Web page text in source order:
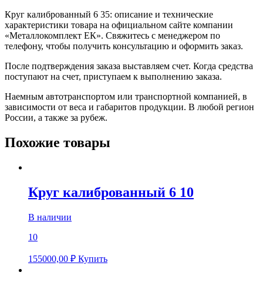
Круг калиброванный 6 35: описание и технические
характеристики товара на официальном сайте компании
«Металлокомплект ЕК». Свяжитесь с менеджером по
телефону, чтобы получить консультацию и оформить заказ.
После подтверждения заказа выставляем счет. Когда средства
поступают на счет, приступаем к выполнению заказа.
Наемным автотранспортом или транспортной компанией, в
зависимости от веса и габаритов продукции. В любой регион
России, а также за рубеж.
Похожие товары
Круг калиброванный 6 10
В наличии
10
155000,00 ₽ Купить